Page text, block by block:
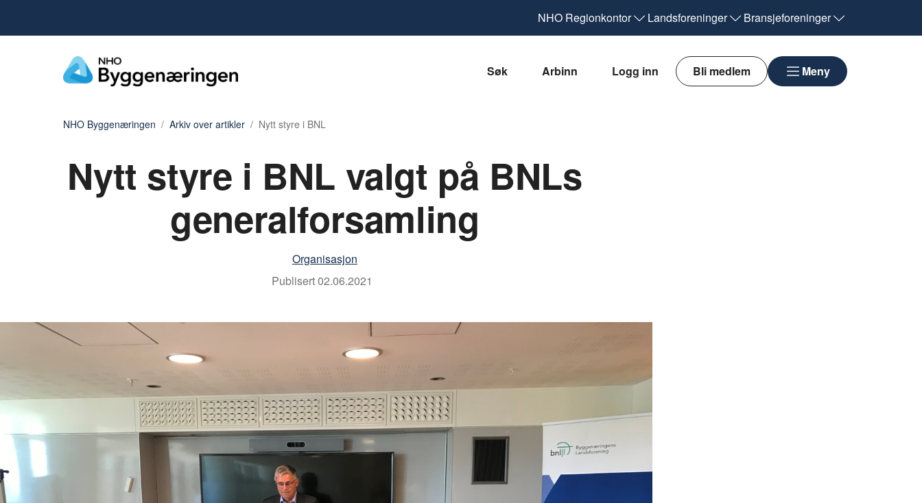
NHO Regionkontor Landsforeninger Bransjeforeninger
Søk Arbinn Logg inn Bli medlem Meny
NHO Byggenæringen Arkiv over artikler Nytt styre i BNL
Nytt styre i BNL valgt på BNLs
generalforsamling
Organisasjon
Publisert02.06.2021